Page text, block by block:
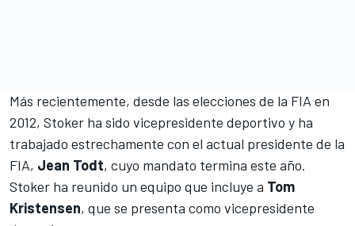
Más recientemente, desde las elecciones de la FIA en
2012, Stoker ha sido vicepresidente deportivo y ha
trabajado estrechamente con el actual presidente de la
FIA, Jean Todt, cuyo mandato termina este año.
Stoker ha reunido un equipo que incluye a Tom
Kristensen, que se presenta como vicepresidente